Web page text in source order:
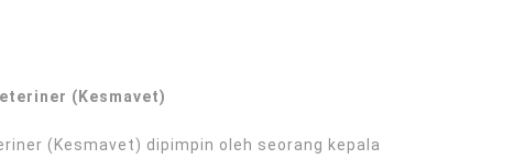
(Kesmavet)
(Kesmavet) dipimpin oleh seorang kepala